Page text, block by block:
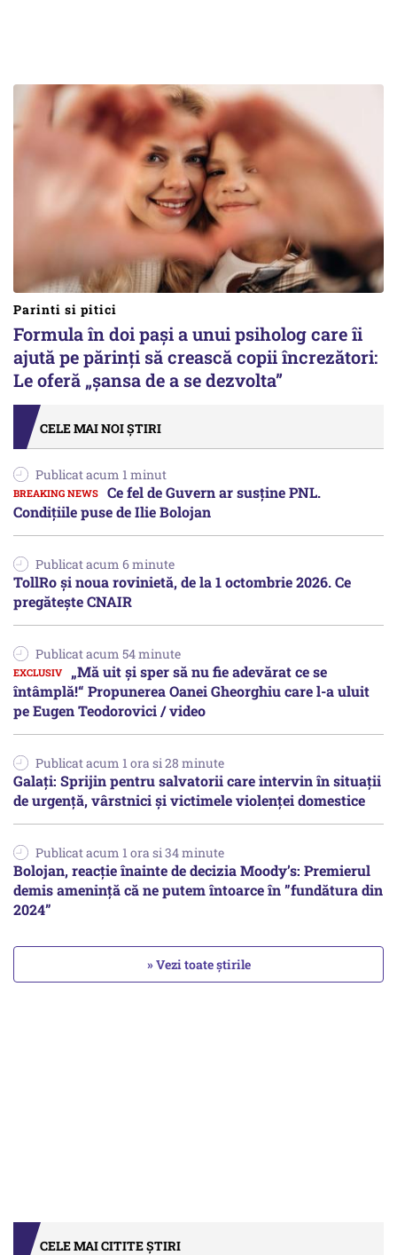
Parinti si pitici
Formula în doi pași a unui psiholog care îi
ajută pe părinți să crească copii încrezători:
Le oferă „șansa de a se dezvolta”
CELE MAI NOI ȘTIRI
Publicat acum 1 minut
Ce fel de Guvern ar susține PNL.
Condițiile puse de Ilie Bolojan
Publicat acum 6 minute
TollRo şi noua rovinietă, de la 1 octombrie 2026. Ce
pregăteşte CNAIR
Publicat acum 54 minute
„Mă uit și sper să nu fie adevărat ce se
întâmplă!“ Propunerea Oanei Gheorghiu care l-a uluit
pe Eugen Teodorovici / video
Publicat acum 1 ora si 28 minute
Galați: Sprijin pentru salvatorii care intervin în situații
de urgență, vârstnici și victimele violenței domestice
Publicat acum 1 ora si 34 minute
Bolojan, reacție înainte de decizia Moody’s: Premierul
demis amenință că ne putem întoarce în ”fundătura din
2024”
» Vezi toate știrile
CELE MAI CITITE ȘTIRI